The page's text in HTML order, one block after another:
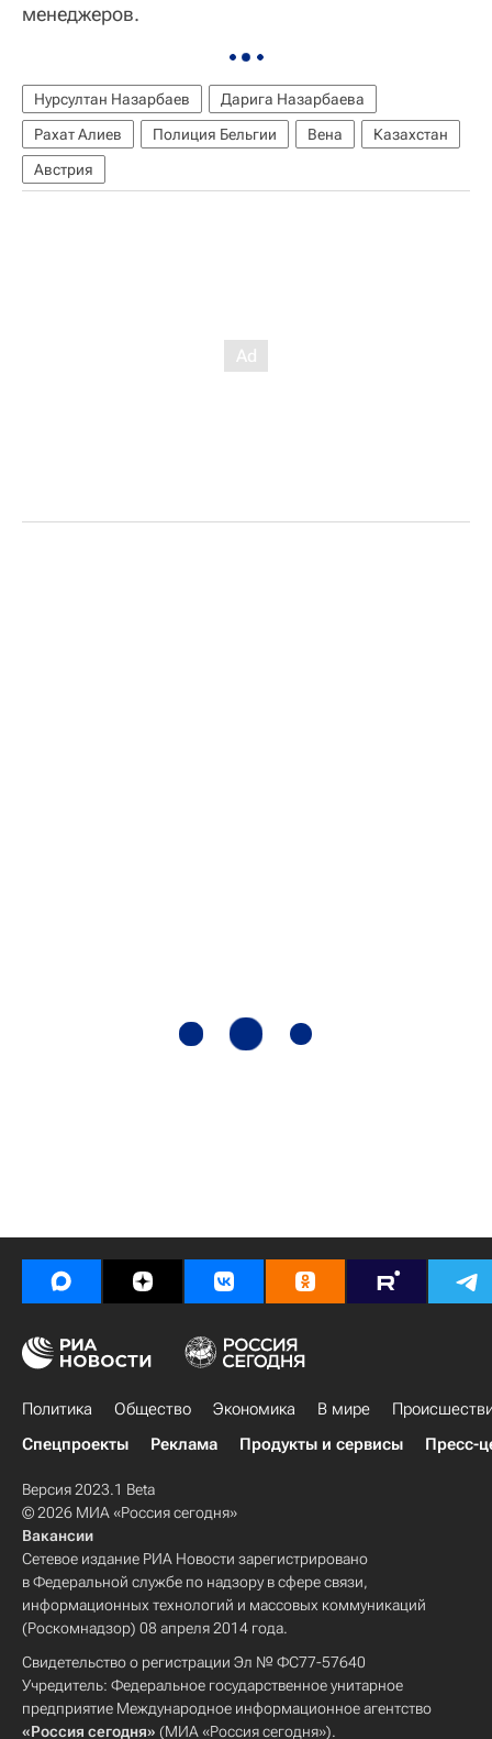
менеджеров.
Нурсултан Назарбаев
Дарига Назарбаева
Рахат Алиев
Полиция Бельгии Вена
Казахстан
Австрия
Политика Общество Экономика В мире
Спецпроекты
Реклама Продукты и сервисы Пресс-
Версия 2023.1 Beta
© 2026 МИА «Россия сегодня»
Вакансии
Сетевое издание РИА Новости зарегистрировано
в Федеральной службе по надзору в сфере связи,
информационных технологий и массовых коммуникаций
(Роскомнадзор) 08 апреля 2014 года.
Свидетельство о регистрации Эл № ФС77-57640
Учредитель: Федеральное государственное унитарное
предприятие Международное информационное агентство
«Россия сегодня» (МИА «Россия сегодня»).